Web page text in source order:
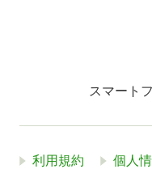
スマート
利用規約 個人